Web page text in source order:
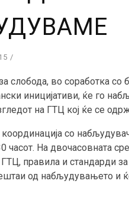
во соработка со
иницијативи, ќе го
на ГТЦ кој ќе се
со
часот. На двочасовната
правила и стандарди
од набљудувањето и